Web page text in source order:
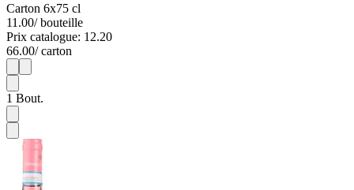
Carton 6x75 cl
11.00/ bouteille
Prix catalogue: 12.20
66.00/ carton
1
1 Bout.